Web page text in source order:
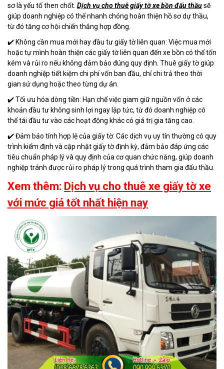
sơ là yếu tố then chốt. Dịch vụ cho thuê giấy tờ xe bồn đấu thầusẽ
giúp doanh nghiệp có thể nhanh chóng hoàn thiện hồ sơ dự thầu,
từ đó tăng cơ hội chiến thắng hợp đồng.
✔️ Không cần mua mới hay đầu tư giấy tờ liên quan: Việc mua mới
hoặc tự mình hoàn thiện các giấy tờ liên quan đến xe bồn có thể tốn
kém và rủi ro nếu không đảm bảo đúng quy định. Thuê giấy tờ giúp
doanh nghiệp tiết kiệm chi phí vốn ban đầu, chỉ chi trả theo thời
gian sử dụng hoặc theo từng dự án.
✔️ Tối ưu hóa dòng tiền: Hạn chế việc giam giữ nguồn vốn ở các
khoản đầu tư không sinh lợi ngay lập tức, từ đó doanh nghiệp có
thể tái đầu tư vào các hoạt động khác có giá trị gia tăng cao.
✔️ Đảm bảo tính hợp lệ của giấy tờ: Các dịch vụ uy tín thường có quy
trình kiểm định và cập nhật giấy tờ định kỳ, đảm bảo đáp ứng các
tiêu chuẩn pháp lý và quy định của cơ quan chức năng, giúp doanh
nghiệp tránh được rủi ro pháp lý trong quá trình tham gia đấu thầu.
Xem thêm: Dịch vụ cho thuê xe giấy tờ xe
với mức giá tốt nhất hiện nay